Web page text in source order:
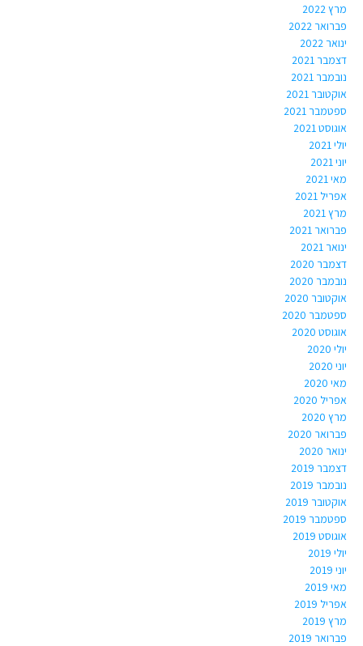
מרץ 2022
פברואר 2022
ינואר 2022
דצמבר 2021
נובמבר 2021
אוקטובר 2021
ספטמבר 2021
אוגוסט 2021
יולי 2021
יוני 2021
מאי 2021
אפריל 2021
מרץ 2021
פברואר 2021
ינואר 2021
דצמבר 2020
נובמבר 2020
אוקטובר 2020
ספטמבר 2020
אוגוסט 2020
יולי 2020
יוני 2020
מאי 2020
אפריל 2020
מרץ 2020
פברואר 2020
ינואר 2020
דצמבר 2019
נובמבר 2019
אוקטובר 2019
ספטמבר 2019
אוגוסט 2019
יולי 2019
יוני 2019
מאי 2019
אפריל 2019
מרץ 2019
פברואר 2019